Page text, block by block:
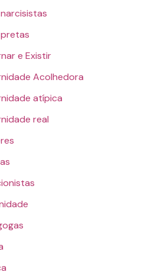
e Existir
Acolhedora
atípica
real